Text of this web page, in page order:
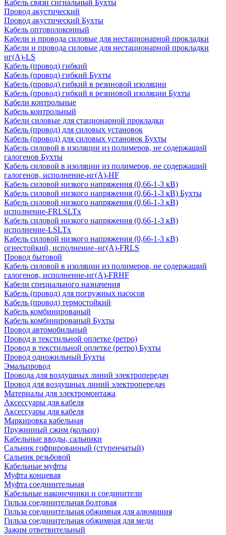
Кабель связи сигнальный Бухты
Провод акустический
Провод акустический Бухты
Кабель оптоволоконный
Кабели и провода силовые для нестационарной прокладки
Кабели и провода силовые для нестационарной прокладки
нг(А)-LS
Кабель (провод) гибкий
Кабель (провод) гибкий Бухты
Кабель (провод) гибкий в резиновой изоляции
Кабель (провод) гибкий в резиновой изоляции Бухты
Кабели контрольные
Кабель контрольный
Кабели силовые для стационарной прокладки
Кабель (провод) для силовых установок
Кабель (провод) для силовых установок Бухты
Кабель силовой в изоляции из полимеров, не содержащий
галогенов Бухты
Кабель силовой в изоляции из полимеров, не содержащий
галогенов, исполнение-нг(А)-HF
Кабель силовой низкого напряжения (0,66-1-3 кВ)
Кабель силовой низкого напряжения (0,66-1-3 кВ) Бухты
Кабель силовой низкого напряжения (0,66-1-3 кВ)
исполнение-FRLSLTx
Кабель силовой низкого напряжения (0,66-1-3 кВ)
исполнение-LSLTx
Кабель силовой низкого напряжения (0,66-1-3 кВ)
огнестойкий, исполнение–нг(А)-FRLS
Провод бытовой
Кабель силовой в изоляции из полимеров, не содержащий
галогенов, исполнение-нг(А)-FRHF
Кабели специального назначения
Кабель (провод) для погружных насосов
Кабель (провод) термостойкий
Кабель комбинированый
Кабель комбинированый Бухты
Провод автомобильный
Провод в текстильной оплетке (ретро)
Провод в текстильной оплетке (ретро) Бухты
Провод одножильный Бухты
Эмальпровод
Провода для воздушных линий электропередач
Провод для воздушных линий электропередач
Материалы для электромонтажа
Аксессуары для кабеля
Аксессуары для кабеля
Маркировка кабельная
Пружинный сжим (кольцо)
Кабельные вводы, сальники
Сальник гофрированный (ступенчатый)
Сальник резьбовой
Кабельные муфты
Муфта концевая
Муфта соединительная
Кабельные наконечники и соединители
Гильза соединительная болтовая
Гильза соединительная обжимная для алюминия
Гильза соединительная обжимная для меди
Зажим ответвительный